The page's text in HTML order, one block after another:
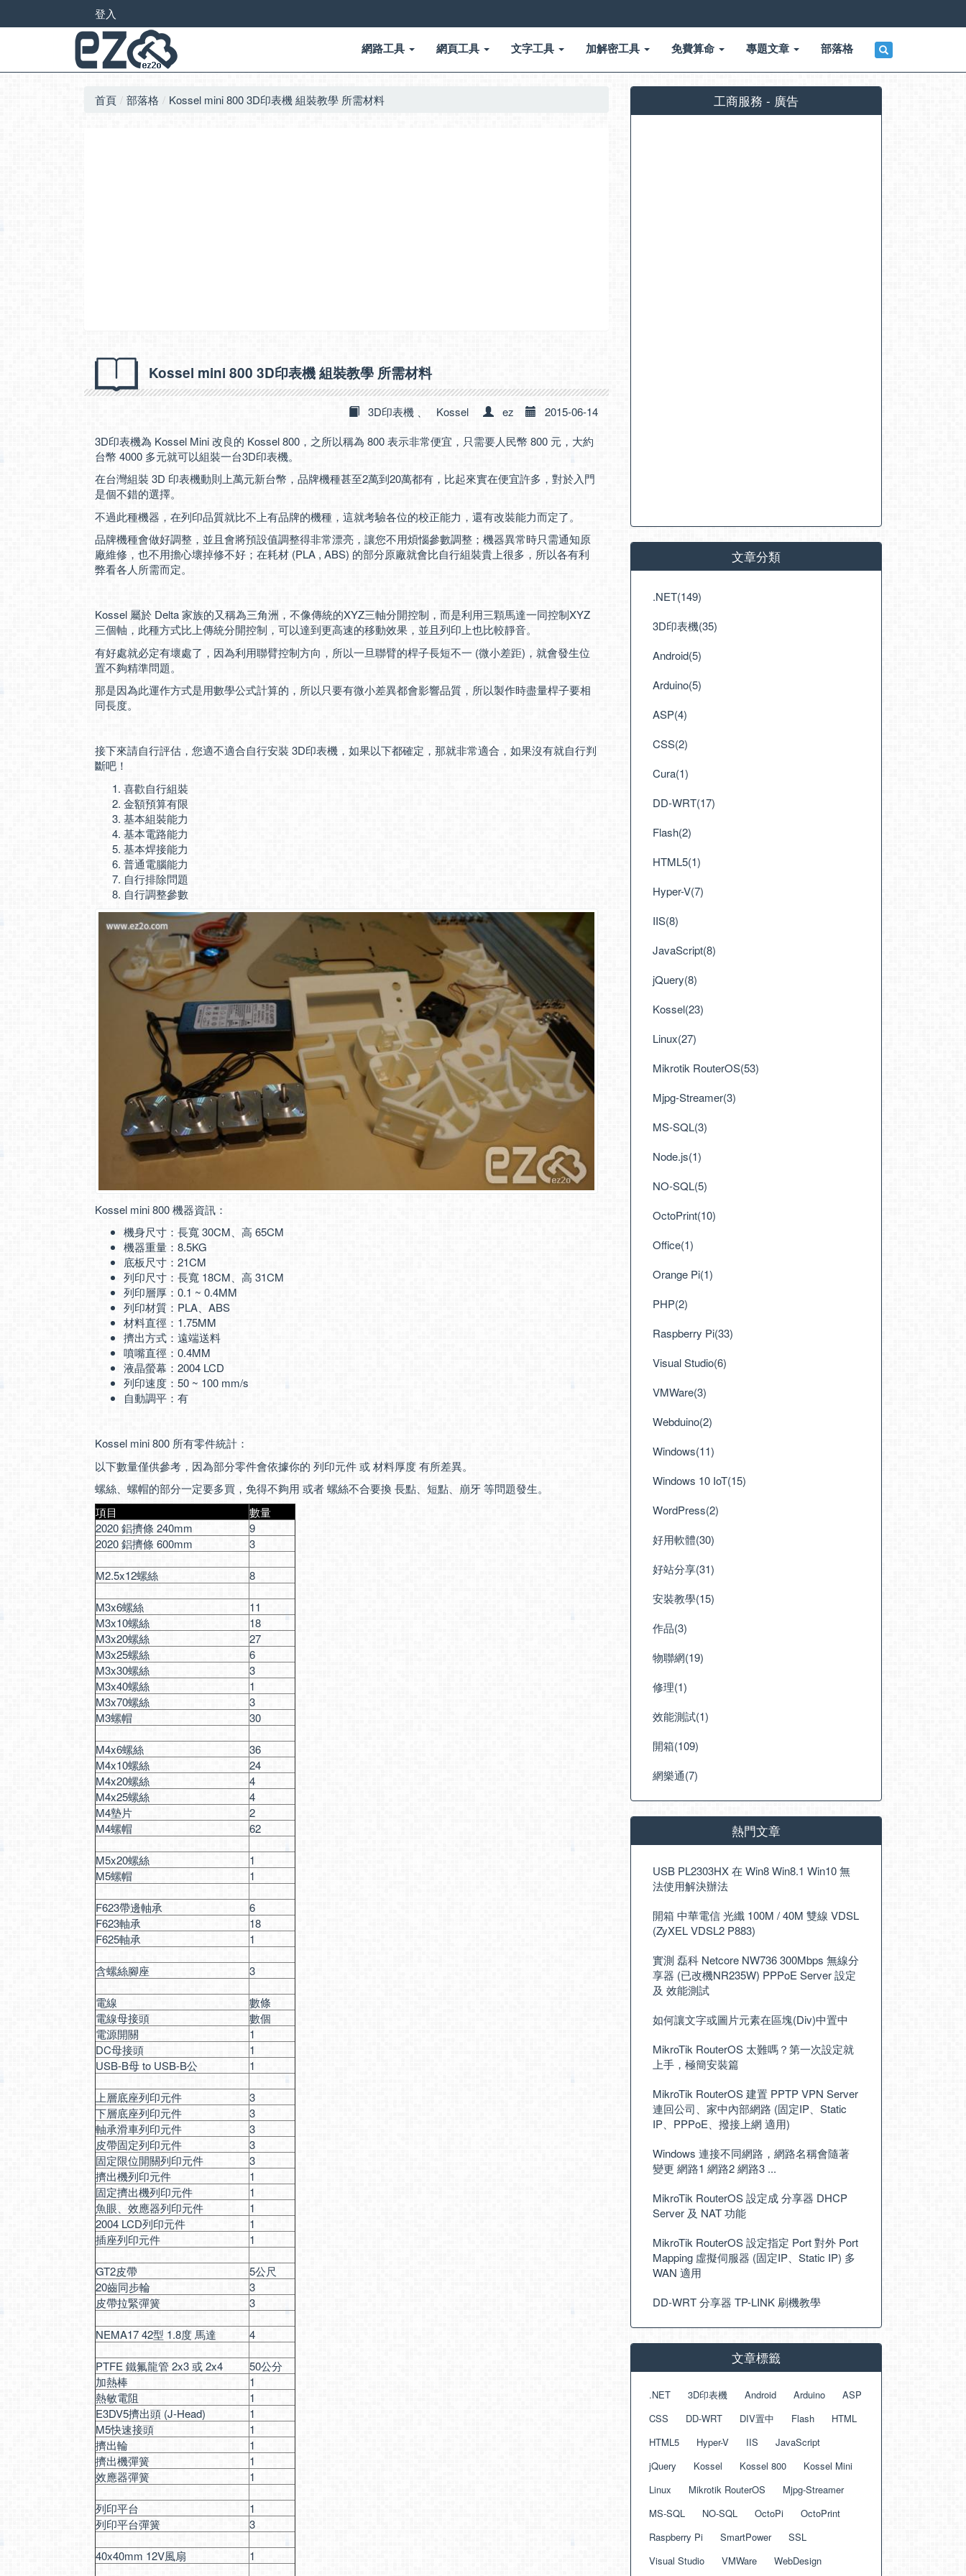
登入
網路工具 網頁工具 文字工具 加解密工具 免費算命 專題文章 部落格
首頁 部落格 Kossel mini 800 3D印表機 組裝教學 所需材料
Kossel mini 800 3D印表機 組裝教學 所需材料
3D印表機 Kossel ez
2015-06-14
3D印表機為 Kossel Mini 改良的 Kossel 800，之所以稱為 800 表示非常便宜，只需要人民幣 800 元，大約
台幣 4000 多元就可以組裝一台3D印表機。
在台灣組裝 3D 印表機動則上萬元新台幣，品牌機種甚至2萬到20萬都有，比起來實在便宜許多，對於入門
是個不錯的選擇。
不過此種機器，在列印品質就比不上有品牌的機種，這就考驗各位的校正能力，還有改裝能力而定了。
品牌機種會做好調整，並且會將預設值調整得非常漂亮，讓您不用煩惱參數調整；機器異常時只需通知原
廠維修，也不用擔心壞掉修不好；在耗材 (PLA , ABS) 的部分原廠就會比自行組裝貴上很多，所以各有利
弊看各人所需而定。
Kossel 屬於 Delta 家族的又稱為三角洲，不像傳統的XYZ三軸分開控制，而是利用三顆馬達一同控制XYZ
三個軸，此種方式比上傳統分開控制，可以達到更高速的移動效果，並且列印上也比較靜音。
有好處就必定有壞處了，因為利用聯臂控制方向，所以一旦聯臂的桿子長短不一 (微小差距)，就會發生位
置不夠精準問題。
那是因為此運作方式是用數學公式計算的，所以只要有微小差異都會影響品質，所以製作時盡量桿子要相
同長度。
接下來請自行評估，您適不適合自行安裝 3D印表機，如果以下都確定，那就非常適合，如果沒有就自行判
斷吧！
喜歡自行組裝
金額預算有限
基本組裝能力
基本電路能力
基本焊接能力
普通電腦能力
自行排除問題
自行調整參數
Kossel mini 800 機器資訊：
機身尺寸：長寬 30CM、高 65CM
機器重量：8.5KG
底板尺寸：21CM
列印尺寸：長寬 18CM、高 31CM
列印層厚：0.1 ~ 0.4MM
列印材質：PLA、ABS
材料直徑：1.75MM
擠出方式：遠端送料
噴嘴直徑：0.4MM
液晶螢幕：2004 LCD
列印速度：50 ~ 100 mm/s
自動調平：有
Kossel mini 800 所有零件統計：
以下數量僅供參考，因為部分零件會依據你的 列印元件 或 材料厚度 有所差異。
螺絲、螺帽的部分一定要多買，免得不夠用 或者 螺絲不合要換 長點、短點、崩牙 等問題發生。
項目
數量
2020 鋁擠條 240mm
9
2020 鋁擠條 600mm
3
M2.5x12螺絲 8
M3x6螺絲
11
M3x10螺絲
18
M3x20螺絲
27
M3x25螺絲
6
M3x30螺絲
3
M3x40螺絲
1
M3x70螺絲
3
M3螺帽
30
M4x6螺絲
36
M4x10螺絲
24
M4x20螺絲
4
M4x25螺絲
4
M4墊片
2
M4螺帽
62
M5x20螺絲
1
M5螺帽
1
F623帶邊軸承
6
F623軸承
18
F625軸承
1
含螺絲腳座 3
電線
數條
電線母接頭
數個
電源開關
1
DC母接頭
1
USB-B母 to USB-B公
1
上層底座列印元件
3
下層底座列印元件
3
軸承滑車列印元件
3
皮帶固定列印元件
3
固定限位開關列印元件
3
擠出機列印元件
1
固定擠出機列印元件
1
魚眼、效應器列印元件
1
2004 LCD列印元件
1
插座列印元件
1
GT2皮帶
5公尺
20齒同步輪
3
皮帶拉緊彈簧
3
NEMA17 42型 1.8度 馬達 4
PTFE 鐵氟龍管 2x3 或 2x4
50公分
加熱棒
1
熱敏電阻
1
E3DV5擠出頭 (J-Head)
1
M5快速接頭
1
擠出輪
1
擠出機彈簧
1
效應器彈簧
1
列印平台
1
列印平台彈簧
3
40x40mm 12V風扇 1
工商服務 - 廣告
文章分類
.NET(149)
3D印表機(35)
Android(5)
Arduino(5)
ASP(4)
CSS(2)
Cura(1)
DD-WRT(17)
Flash(2)
HTML5(1)
Hyper-V(7)
IIS(8)
JavaScript(8)
jQuery(8)
Kossel(23)
Linux(27)
Mikrotik RouterOS(53)
Mjpg-Streamer(3)
MS-SQL(3)
Node.js(1)
NO-SQL(5)
OctoPrint(10)
Office(1)
Orange Pi(1)
PHP(2)
Raspberry Pi(33)
Visual Studio(6)
VMWare(3)
Webduino(2)
Windows(11)
Windows 10 IoT(15)
WordPress(2)
好用軟體(30)
好站分享(31)
安裝教學(15)
作品(3)
物聯網(19)
修理(1)
效能測試(1)
開箱(109)
網樂通(7)
熱門文章
USB PL2303HX 在 Win8 Win8.1 Win10 無
法使用解決辦法
開箱 中華電信 光纖 100M / 40M 雙線 VDSL
(ZyXEL VDSL2 P883)
實測 磊科 Netcore NW736 300Mbps 無線分
享器 (已改機NR235W) PPPoE Server 設定
及 效能測試
如何讓文字或圖片元素在區塊(Div)中置中
MikroTik RouterOS 太難嗎？第一次設定就
上手，極簡安裝篇
MikroTik RouterOS 建置 PPTP VPN Server
連回公司、家中內部網路 (固定IP、Static
IP、PPPoE、撥接上網 適用)
Windows 連接不同網路，網路名稱會隨著
變更 網路1 網路2 網路3 ...
MikroTik RouterOS 設定成 分享器 DHCP
Server 及 NAT 功能
MikroTik RouterOS 設定指定 Port 對外 Port
Mapping 虛擬伺服器 (固定IP、Static IP) 多
WAN 適用
DD-WRT 分享器 TP-LINK 刷機教學
文章標籤
.NET 3D印表機 Android Arduino
ASP
CSS
DD-WRT DIV置中 Flash
HTML
HTML5
Hyper-V IIS
JavaScript
jQuery
Kossel Kossel 800
Kossel Mini
Linux
Mikrotik RouterOS
Mjpg-Streamer
MS-SQL
NO-SQL OctoPi
OctoPrint
Raspberry Pi
SmartPower
SSL
Visual Studio
VMWare WebDesign